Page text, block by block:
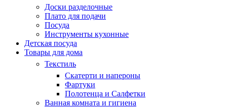
Доски разделочные
Плато для подачи
Посуда
Инструменты кухонные
Детская посуда
Товары для дома
Текстиль
Скатерти и напероны
Фартуки
Полотенца и Салфетки
Ванная комната и гигиена